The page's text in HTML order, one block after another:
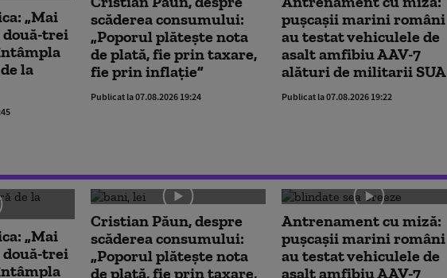
„Mai
două-trei
la
scăderea consumului:
„Poporul plătește nota
de plată, fie prin taxare,
fie prin inflație”
Publicat la 07.08.2026 19:24
pușcașii marini români
au testat vehiculele de
asalt amfibiu AAV-7
alături de militarii SUA
Publicat la 07.08.2026 19:22
„Mai
două-trei
Cristian Păun, despre
scăderea consumului:
„Poporul plătește nota
de plată, fie prin taxare,
Antrenament cu miză:
pușcașii marini români
au testat vehiculele de
asalt amfibiu AAV-7